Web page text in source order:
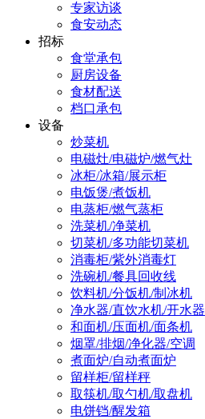
专家访谈
食安动态
招标
食堂承包
厨房设备
食材配送
档口承包
设备
炒菜机
电磁灶/电磁炉/燃气灶
冰柜/冰箱/展示柜
电饭煲/煮饭机
电蒸柜/燃气蒸柜
洗菜机/净菜机
切菜机/多功能切菜机
消毒柜/紫外消毒灯
洗碗机/餐具回收线
饮料机/分饭机/制冰机
净水器/直饮水机/开水器
和面机/压面机/面条机
烟罩/排烟/净化器/空调
煮面炉/自动煮面炉
留样柜/留样秤
取筷机/取勺机/取盘机
电饼铛/醒发箱